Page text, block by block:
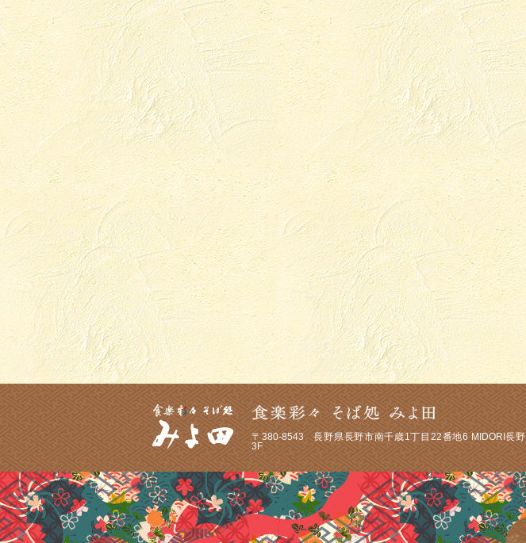
〒380-8543
長野県長野市南千歳1丁目22番地6 MIDORI長野
3F